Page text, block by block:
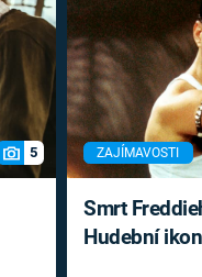
5 ZAJÍMAVOSTI
Smrt
Hudební